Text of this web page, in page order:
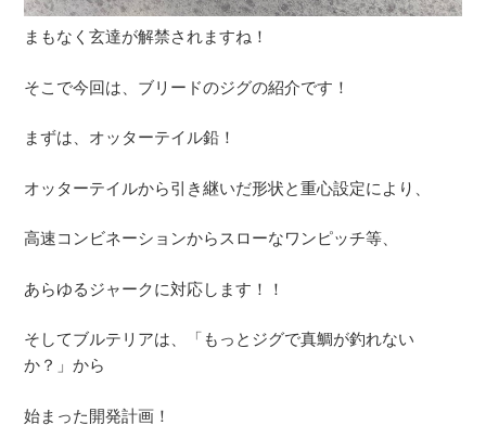
まもなく玄達が解禁されますね！
そこで今回は、ブリードのジグの紹介です！
まずは、オッターテイル鉛！
オッターテイルから引き継いだ形状と重心設定により、
高速コンビネーションからスローなワンピッチ等、
あらゆるジャークに対応します！！
そしてブルテリアは、「もっとジグで真鯛が釣れない
か？」から
始まった開発計画！